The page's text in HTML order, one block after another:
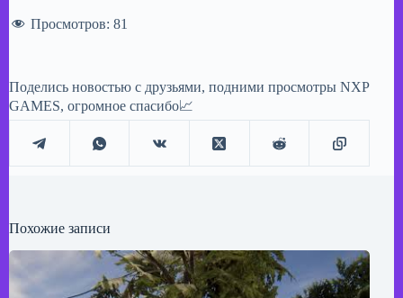
Просмотров: 81
Поделись новостью с друзьями, подними просмотры NXP
GAMES, огромное спасибо📈
Похожие записи